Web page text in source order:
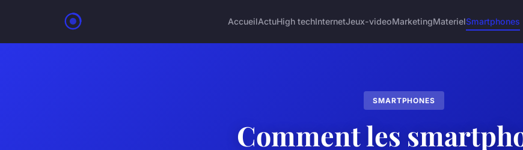
AccueilActuHigh techInternetJeux-videoMarketingMaterielSmartphones
SMARTPHONES
Comment les